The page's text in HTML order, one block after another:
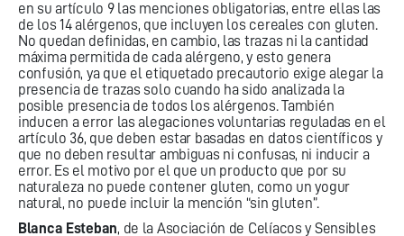
en su artículo 9 las menciones obligatorias, entre ellas las
de los 14 alérgenos, que incluyen los cereales con gluten.
No quedan definidas, en cambio, las trazas ni la cantidad
máxima permitida de cada alérgeno, y esto genera
confusión, ya que el etiquetado precautorio exige alegar la
presencia de trazas solo cuando ha sido analizada la
posible presencia de todos los alérgenos. También
inducen a error las alegaciones voluntarias reguladas en el
artículo 36, que deben estar basadas en datos científicos y
que no deben resultar ambiguas ni confusas, ni inducir a
error. Es el motivo por el que un producto que por su
naturaleza no puede contener gluten, como un yogur
natural, no puede incluir la mención “sin gluten”.
Blanca Esteban, de la Asociación de Celíacos y Sensibles